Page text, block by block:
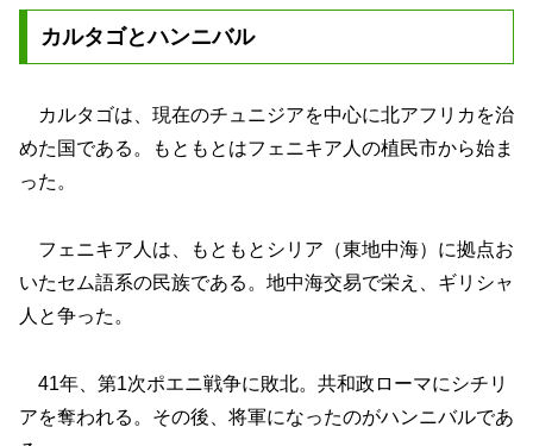
カルタゴとハンニバル
カルタゴは、現在のチュニジアを中心に北アフリカを治
めた国である。もともとはフェニキア人の植民市から始ま
った。
フェニキア人は、もともとシリア（東地中海）に拠点お
いたセム語系の民族である。地中海交易で栄え、ギリシャ
人と争った。
41年、第1次ポエニ戦争に敗北。共和政ローマにシチリ
アを奪われる。その後、将軍になったのがハンニバルであ